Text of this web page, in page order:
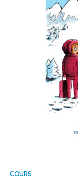
COURS